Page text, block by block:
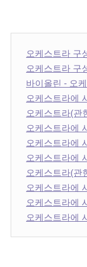
오케스트라 구
오케스트라 구
바이올린 - 오
오케스트라에
오케스트라(관
오케스트라에
오케스트라에
오케스트라에
오케스트라(관
오케스트라에
오케스트라에
오케스트라에